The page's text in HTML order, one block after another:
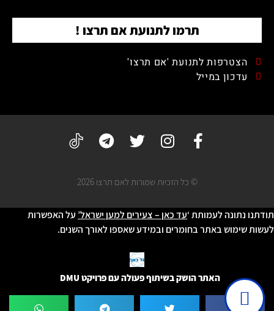
תרמו לתנועת אם תרצו !
הצטרפות לתנועת 'אם תרצו'
עדכון במייל
© כל הזכיות שמורות לאם תרצו 2026
תודתנו נתונה לעמותת ‘עד כאן – צעירים למען ישראל’ על האפשרות
לעשות שימוש באתר בחומרים ובמידע שאספו לאורך השנים.
האתר הושק בשיתוף פעולה עם פרויקט DMU